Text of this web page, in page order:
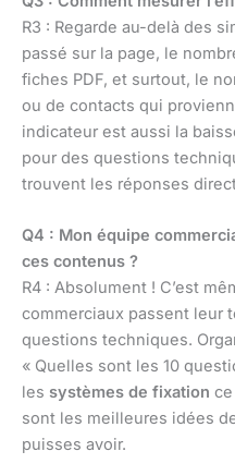
R3 : Regarde au-delà des
passé sur la page, le
fiches PDF, et surtout, le
ou de contacts qui
indicateur est aussi la
pour des questions
trouvent les réponses
Q4 : Mon équipe
ces contenus ?
R4 : Absolument ! C’est
commerciaux passent leur
questions techniques.
« Quelles sont les 10
les systèmes de fixation
sont les meilleures idées
puisses avoir.